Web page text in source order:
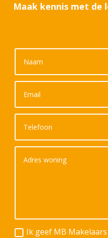
Maak kennis met de
Ik geef MB